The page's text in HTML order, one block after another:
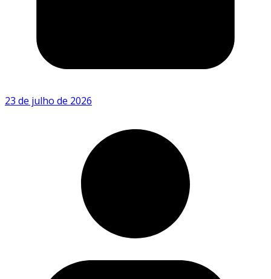
23 de julho de 2026